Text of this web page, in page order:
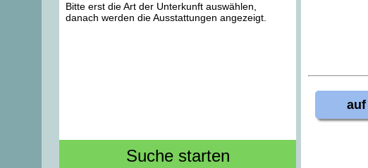
Bitte erst die Art der Unterkunft auswählen,
danach werden die Ausstattungen angezeigt.